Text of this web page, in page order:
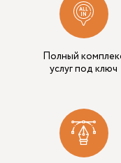
Полный
услуг под ключ